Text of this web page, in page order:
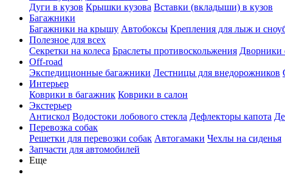
Дуги в кузов Крышки кузова Вставки (вкладыши) в кузов
Багажники
Багажники на крышу Автобоксы Крепления для лыж и
Полезное для всех
Секретки на колеса Браслеты противоскольжения Дворники
Off-road
Экспедиционные багажники Лестницы для внедорожников
Интерьер
Коврики в багажник Коврики в салон
Экстерьер
Антискол Водостоки лобового стекла Дефлекторы капота
Перевозка собак
Решетки для перевозки собак Автогамаки Чехлы на сиденья
Запчасти для автомобилей
Еще